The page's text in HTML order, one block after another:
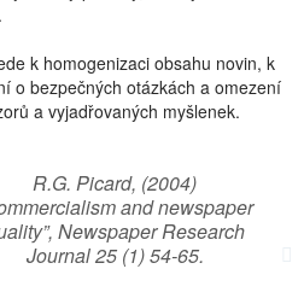
k homogenizaci obsahu novin, k
o bezpečných otázkách a omezení
a vyjadřovaných myšlenek.
R.G. Picard, (2004)
and newspaper
Newspaper Research
Journal 25 (1) 54-65.